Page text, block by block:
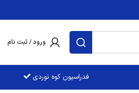
ورود / ثبت نام
فدراسيون کوه نوردی